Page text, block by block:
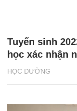
HỌC ĐƯỜNG
Tuyển sinh
học xác nhận